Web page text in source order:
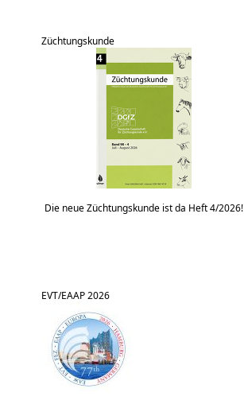
Züchtungskunde
Die neue Züchtungskunde ist da Heft 4/2026!
EVT/EAAP 2026